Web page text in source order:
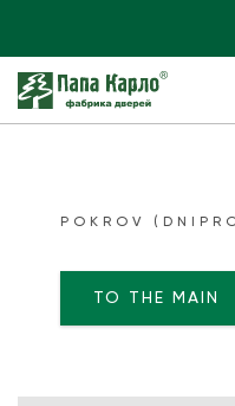
POKROV
TO THE MAIN